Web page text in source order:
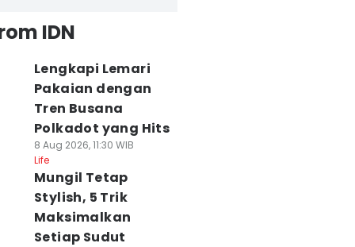
IDN
Lengkapi Lemari
Pakaian dengan
Tren Busana
Polkadot yang Hits
8 Aug 2026, 11:30 WIB
Life
Mungil Tetap
Stylish, 5 Trik
Maksimalkan
Setiap Sudut